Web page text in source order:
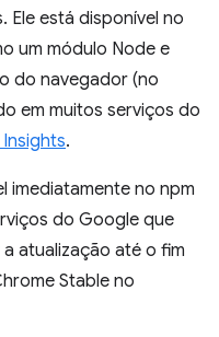
Ele está disponível no
um módulo Node e
do navegador (no
em muitos serviços do
.
imediatamente no npm
do Google que
atualização até o fim
Stable no